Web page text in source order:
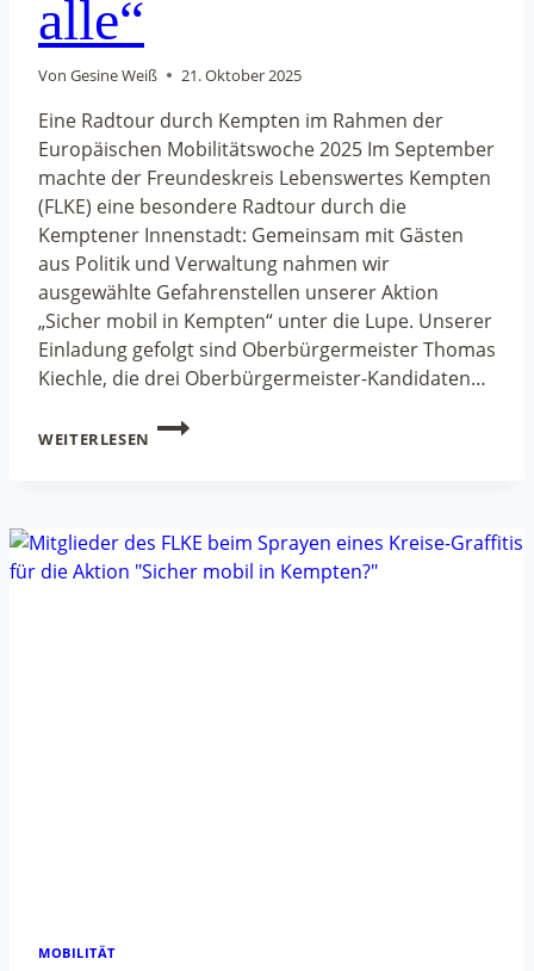
alle“
Von Gesine Weiß 21. Oktober 2025
Eine Radtour durch Kempten im Rahmen der
Europäischen Mobilitätswoche 2025 Im September
machte der Freundeskreis Lebenswertes Kempten
(FLKE) eine besondere Radtour durch die
Kemptener Innenstadt: Gemeinsam mit Gästen
aus Politik und Verwaltung nahmen wir
ausgewählte Gefahrenstellen unserer Aktion
„Sicher mobil in Kempten“ unter die Lupe. Unserer
Einladung gefolgt sind Oberbürgermeister Thomas
Kiechle, die drei Oberbürgermeister-Kandidaten…
WEITERLESEN
„EIN
MOBILITÄT